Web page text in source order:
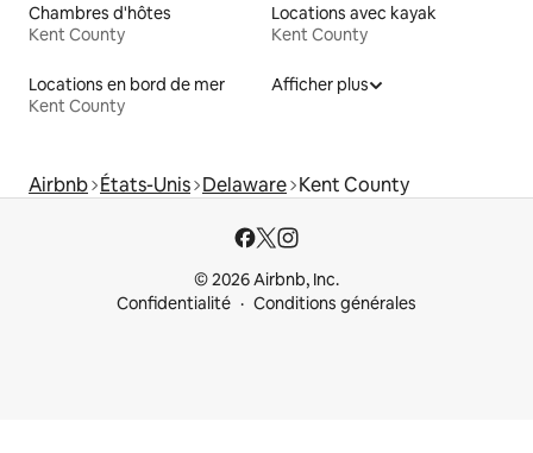
Chambres d'hôtes
Kent County
Locations avec kayak
Kent County
Locations en bord de mer
Kent County
Afficher plus
Airbnb États-Unis Delaware Kent County
© 2026 Airbnb, Inc.
Confidentialité
Conditions générales